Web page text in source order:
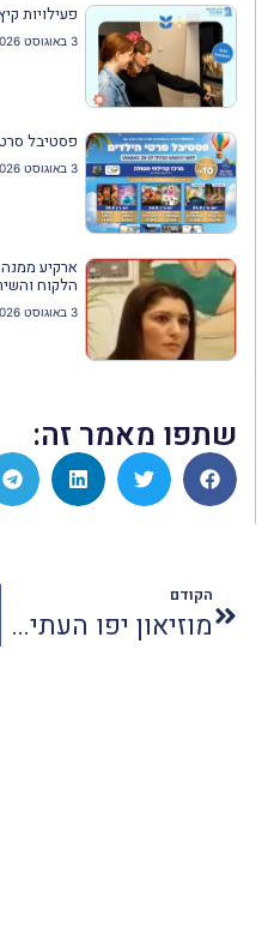
פעילויות
3 באוגוסט 2026
פסטיבל
3 באוגוסט 2026
ארקיע
הלקוח
3 באוגוסט 2026
שתפו מאמר זה:
הקודם
מוזיאון יפו העתיקה מארח את תכנית יונה פישר